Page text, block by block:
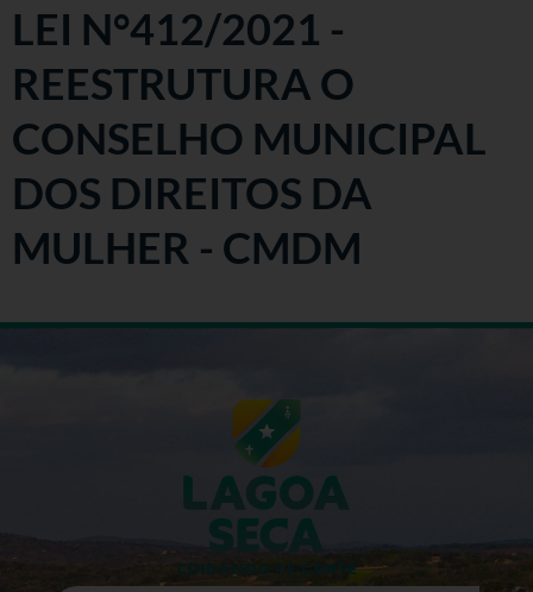
LEI N°412/2021 -
REESTRUTURA O
CONSELHO MUNICIPAL
DOS DIREITOS DA
MULHER - CMDM